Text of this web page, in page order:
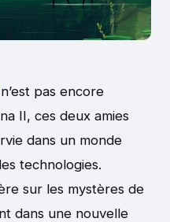
n’est pas encore
II, ces deux amies
dans un monde
technologies.
sur les mystères de
dans une nouvelle